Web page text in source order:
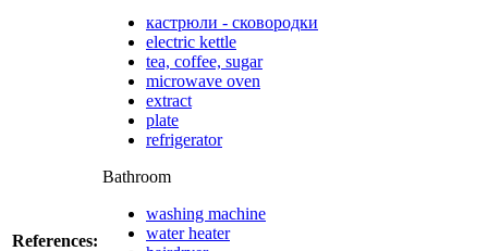
References:
кастрюли - сковородки
electric kettle
tea, coffee, sugar
microwave oven
extract
plate
refrigerator
Bathroom
washing machine
water heater